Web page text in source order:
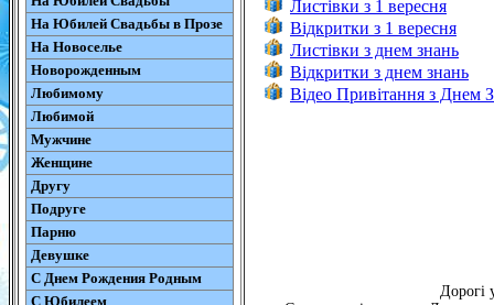
На Юбилей Свадьбы в Прозе
На Новоселье
Новорожденным
Любимому
Любимой
Мужчине
Женщине
Другу
Подруге
Парню
Девушке
С Днем Рождения Родным
С Юбилеем
Листівки з 1 вересня
Відкритки з 1 вересня
Листівки з днем знань
Відкритки з днем знань
Відео Привітання з Днем
Дорогі